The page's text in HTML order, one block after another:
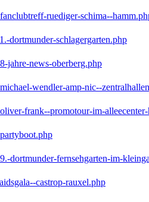
ruediger-schima--
dortmunder-schlagergarten.php
jahre-news-oberberg.php
wendler-amp-nic--
frank--promotour-im-
dortmunder-fernsehgarten-im-
castrop-rauxel.php